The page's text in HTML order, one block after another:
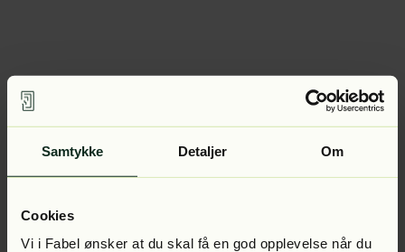
Samtykke Detaljer Om
Cookies
Vi i Fabel ønsker at du skal få en god opplevelse når du